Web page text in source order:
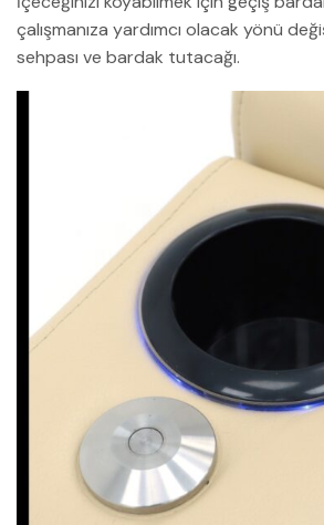
çalışmanıza yardımcı olacak yönü
sehpası ve bardak tutacağı.